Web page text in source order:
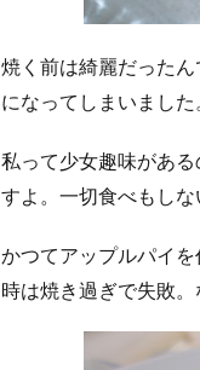
焼く前は綺麗だった
になってしまいまし
私って少女趣味があ
すよ。一切食べもしな
かつてアップルパイ
時は焼き過ぎで失敗。